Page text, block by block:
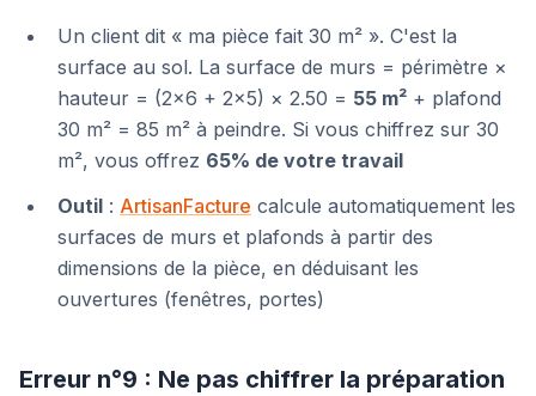
Un client dit « ma pièce fait 30 m² ». C'est la
surface au sol. La surface de murs = périmètre ×
hauteur = (2×6 + 2×5) × 2.50 = 55 m² + plafond
30 m² = 85 m² à peindre. Si vous chiffrez sur 30
m², vous offrez 65% de votre travail
Outil : ArtisanFacture calcule automatiquement les
surfaces de murs et plafonds à partir des
dimensions de la pièce, en déduisant les
ouvertures (fenêtres, portes)
Erreur n°9 : Ne pas chiffrer la préparation